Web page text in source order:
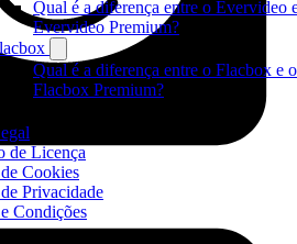
Qual é a diferença entre o Evervideo
Evervideo Premium?
Qual é a diferença entre o Flacbox e o
Flacbox Premium?
de Licença
Cookies
Privacidade
Condições